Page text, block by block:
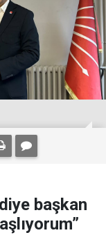
başkan